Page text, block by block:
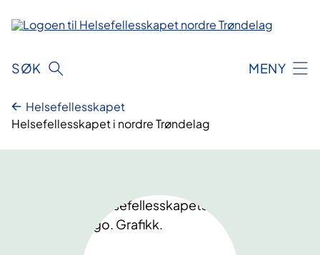
innhold
SØK MENY
Helsefellesskapet
Helsefellesskapet i nordre Trøndelag